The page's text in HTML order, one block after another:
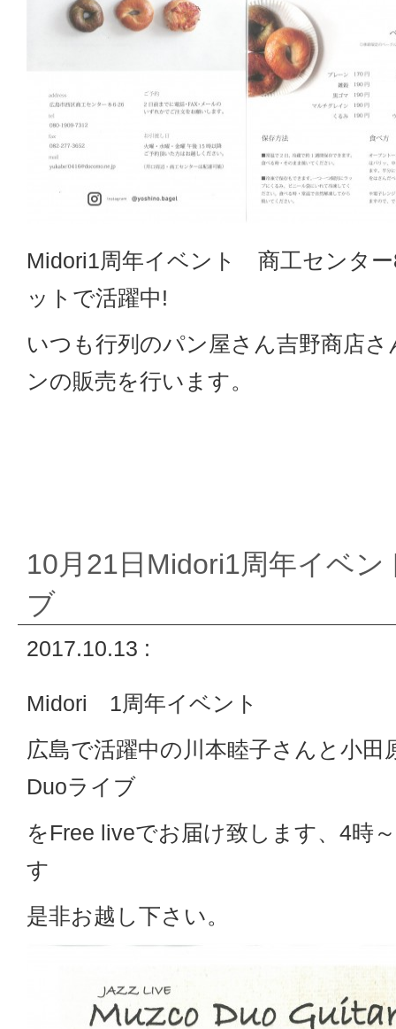
Midori1周年イベント 商工センタ
ットで活躍中!
いつも行列のパン屋さん吉野商店
ンの販売を行います。
10月21日Midori1周年イベン
ブ
2017.10.13 :
Midori 1周年イベント
広島で活躍中の川本睦子さんと小田
Duoライブ
をFree liveでお届け致します、4時
す
是非お越し下さい。